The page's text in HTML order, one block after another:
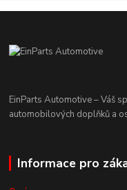
EinParts Automotive – Váš
automobilových doplňků a
Informace pro